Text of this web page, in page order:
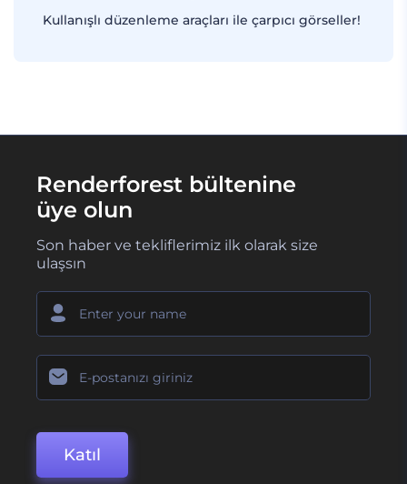
Kullanışlı düzenleme araçları ile çarpıcı görseller!
Renderforest bültenine
üye olun
Son haber ve tekliflerimiz ilk olarak size
ulaşsın
Katıl